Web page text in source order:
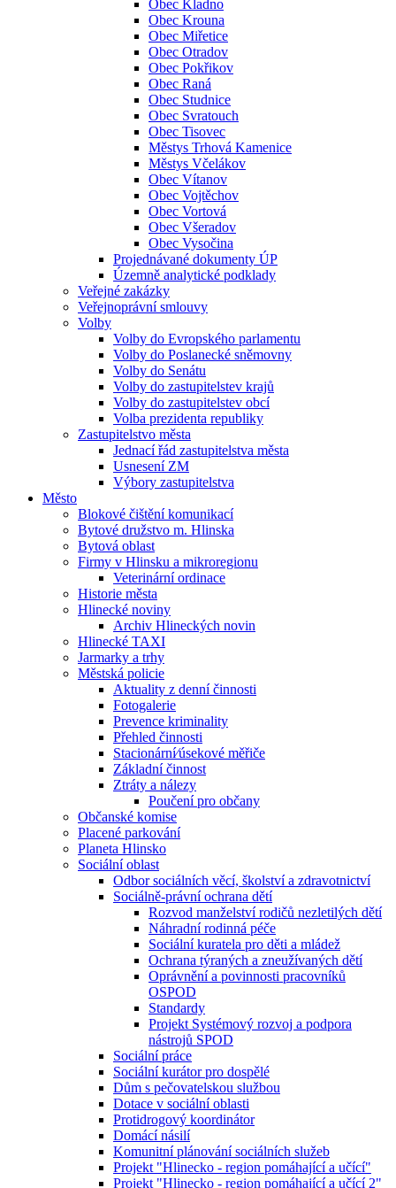
Obec Kladno
Obec Krouna
Obec Miřetice
Obec Otradov
Obec Pokřikov
Obec Raná
Obec Studnice
Obec Svratouch
Obec Tisovec
Městys Trhová Kamenice
Městys Včelákov
Obec Vítanov
Obec Vojtěchov
Obec Vortová
Obec Všeradov
Obec Vysočina
Projednávané dokumenty ÚP
Územně analytické podklady
Veřejné zakázky
Veřejnoprávní smlouvy
Volby
Volby do Evropského parlamentu
Volby do Poslanecké sněmovny
Volby do Senátu
Volby do zastupitelstev krajů
Volby do zastupitelstev obcí
Volba prezidenta republiky
Zastupitelstvo města
Jednací řád zastupitelstva města
Usnesení ZM
Výbory zastupitelstva
Město
Blokové čištění komunikací
Bytové družstvo m. Hlinska
Bytová oblast
Firmy v Hlinsku a mikroregionu
Veterinární ordinace
Historie města
Hlinecké noviny
Archiv Hlineckých novin
Hlinecké TAXI
Jarmarky a trhy
Městská policie
Aktuality z denní činnosti
Fotogalerie
Prevence kriminality
Přehled činnosti
Stacionární⁄úsekové měřiče
Základní činnost
Ztráty a nálezy
Poučení pro občany
Občanské komise
Placené parkování
Planeta Hlinsko
Sociální oblast
Odbor sociálních věcí, školství a zdravotnictví
Sociálně-právní ochrana dětí
Rozvod manželství rodičů nezletilých dětí
Náhradní rodinná péče
Sociální kuratela pro děti a mládež
Ochrana týraných a zneužívaných dětí
Oprávnění a povinnosti pracovníků
OSPOD
Standardy
Projekt Systémový rozvoj a podpora
nástrojů SPOD
Sociální práce
Sociální kurátor pro dospělé
Dům s pečovatelskou službou
Dotace v sociální oblasti
Protidrogový koordinátor
Domácí násilí
Komunitní plánování sociálních služeb
Projekt "Hlinecko - region pomáhající a učící"
Projekt "Hlinecko - region pomáhající a učící 2"